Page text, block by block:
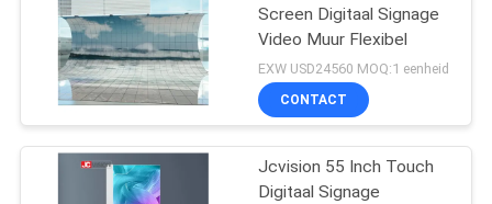
GEVALLEN
VRAAG
EEN
OFFERTE
Smart Interactief
Whiteboard
61
Screen Digitaal Signage
Video Muur Flexibel
EXW USD24560 MOQ:1 eenheid
CONTACT
Jcvision 55 Inch Touch
Digitaal Signage